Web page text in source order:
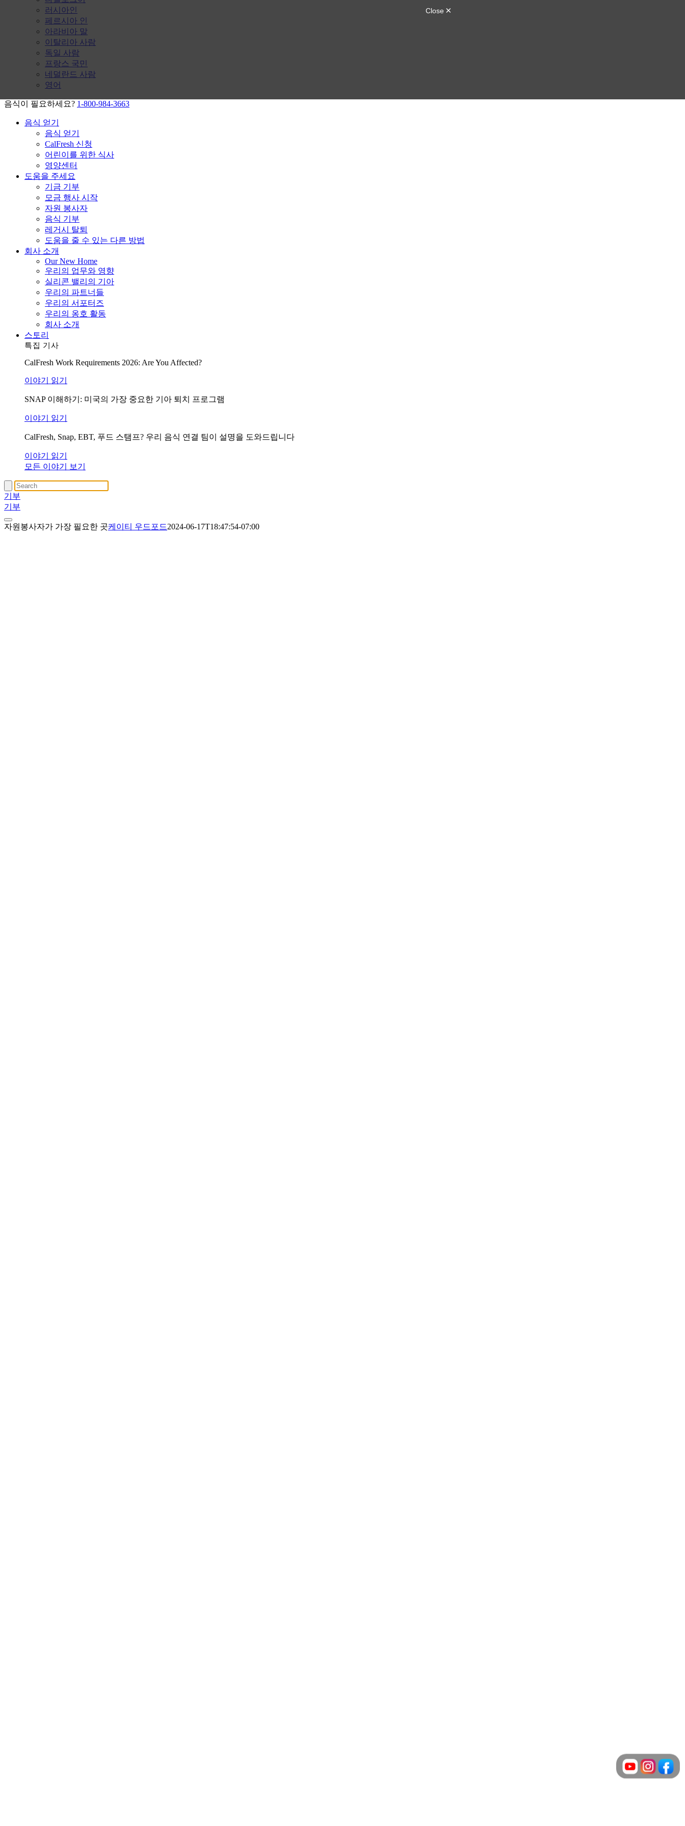
러시아인
페르시아 인
아라비아 말
이탈리아 사람
독일 사람
프랑스 국민
네덜란드 사람
영어
음식이 필요하세요? 1-800-984-3663
음식 얻기
음식 얻기
CalFresh 신청
어린이를 위한 식사
영양센터
도움을 주세요
기금 기부
모금 행사 시작
자원 봉사자
음식 기부
레거시 탈퇴
도움을 줄 수 있는 다른 방법
회사 소개
Our New Home
우리의 업무와 영향
실리콘 밸리의 기아
우리의 파트너들
우리의 서포터즈
우리의 옹호 활동
회사 소개
스토리
특집 기사
CalFresh Work Requirements 2026: Are You Affected?
이야기 읽기
SNAP 이해하기: 미국의 가장 중요한 기아 퇴치 프로그램
이야기 읽기
CalFresh, Snap, EBT, 푸드 스탬프? 우리 음식 연결 팀이 설명을 도와드립니다
이야기 읽기
모든 이야기 보기
기부
기부
자원봉사자가 가장 필요한 곳케이티 우드포드2024-06-17T18:47:54-07:00